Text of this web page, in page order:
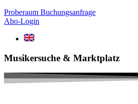
Proberaum Buchungsanfrage
Abo-Login
Musikersuche & Marktplatz